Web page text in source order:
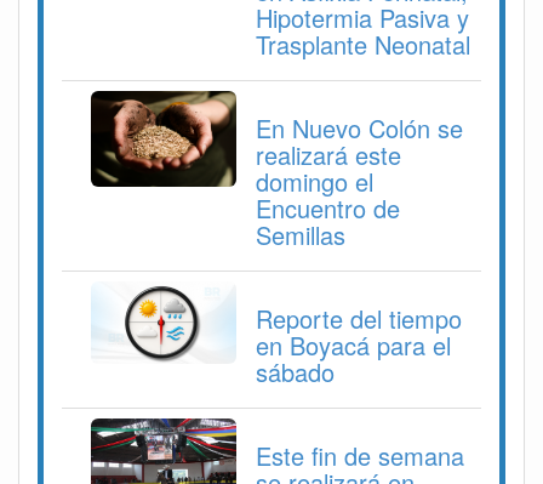
Hipotermia Pasiva y
Trasplante Neonatal
En Nuevo Colón se
realizará este
domingo el
Encuentro de
Semillas
Reporte del tiempo
en Boyacá para el
sábado
Este fin de semana